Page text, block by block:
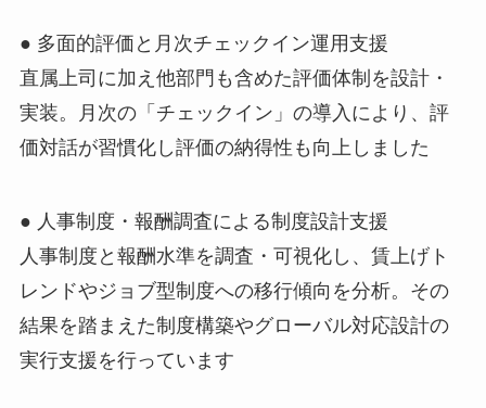
● 多面的評価と月次チェックイン運用支援
直属上司に加え他部門も含めた評価体制を設計・
実装。月次の「チェックイン」の導入により、評
価対話が習慣化し評価の納得性も向上しました
● 人事制度・報酬調査による制度設計支援
人事制度と報酬水準を調査・可視化し、賃上げト
レンドやジョブ型制度への移行傾向を分析。その
結果を踏まえた制度構築やグローバル対応設計の
実行支援を行っています